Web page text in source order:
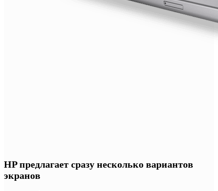
HP предлагает сразу несколько вариантов
экранов